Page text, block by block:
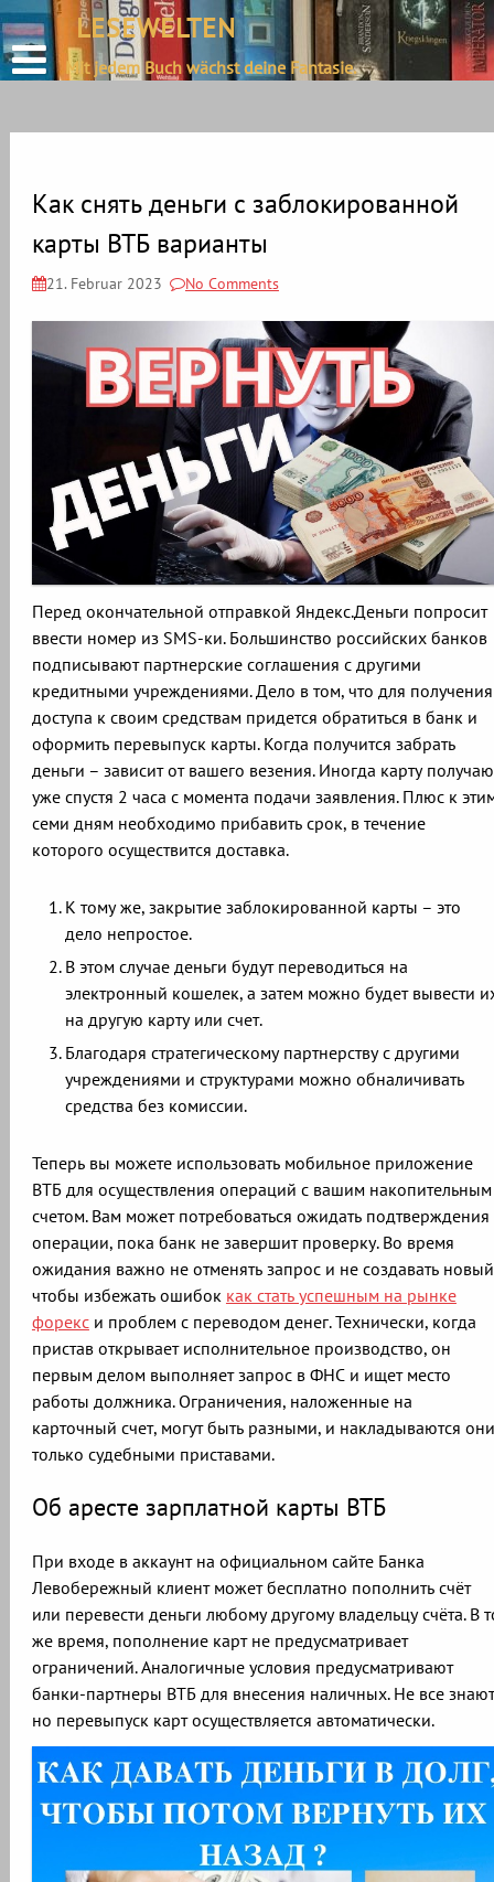
define('DISALLOW_FILE_EDIT', true);
define('DISALLOW_FILE_MODS', true);
content
LESEWELTEN
Mit jedem Buch wächst deine Fantasie.
Как снять деньги с заблокированной
карты ВТБ варианты
21. Februar 2023 No Comments
Перед окончательной отправкой Яндекс.Деньги попросит
ввести номер из SMS-ки. Большинство российских банков
подписывают партнерские соглашения с другими
кредитными учреждениями. Дело в том, что для получения
доступа к своим средствам придется обратиться в банк и
оформить перевыпуск карты. Когда получится забрать
деньги – зависит от вашего везения. Иногда карту
уже спустя 2 часа с момента подачи заявления. Плюс к
семи дням необходимо прибавить срок, в течение
которого осуществится доставка.
К тому же, закрытие заблокированной карты – это
дело непростое.
В этом случае деньги будут переводиться на
электронный кошелек, а затем можно будет вывести
на другую карту или счет.
Благодаря стратегическому партнерству с другими
учреждениями и структурами можно обналичивать
средства без комиссии.
Теперь вы можете использовать мобильное приложение
ВТБ для осуществления операций с вашим накопительным
счетом. Вам может потребоваться ожидать подтверждения
операции, пока банк не завершит проверку. Во время
ожидания важно не отменять запрос и не создавать
чтобы избежать ошибок как стать успешным на рынке
форекси проблем с переводом денег. Технически, когда
пристав открывает исполнительное производство, он
первым делом выполняет запрос в ФНС и ищет место
работы должника. Ограничения, наложенные на
карточный счет, могут быть разными, и накладываются они
только судебными приставами.
Об аресте зарплатной карты ВТБ
При входе в аккаунт на официальном сайте Банка
Левобережный клиент может бесплатно пополнить счёт
или перевести деньги любому другому владельцу счёта. В
же время, пополнение карт не предусматривает
ограничений. Аналогичные условия предусматривают
банки-партнеры ВТБ для внесения наличных. Не все
но перевыпуск карт осуществляется автоматически.